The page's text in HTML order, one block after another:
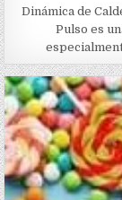
Dinámica de
Pulso es